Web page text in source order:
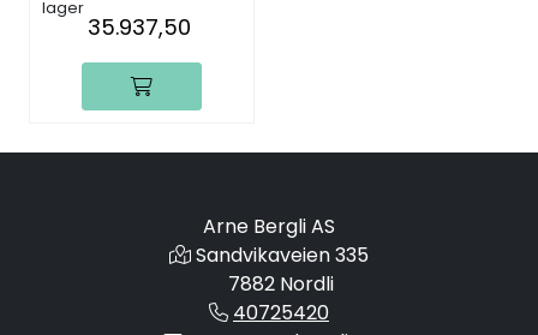
lager
35.937,50
Arne Bergli AS
Sandvikaveien 335
7882 Nordli
40725420